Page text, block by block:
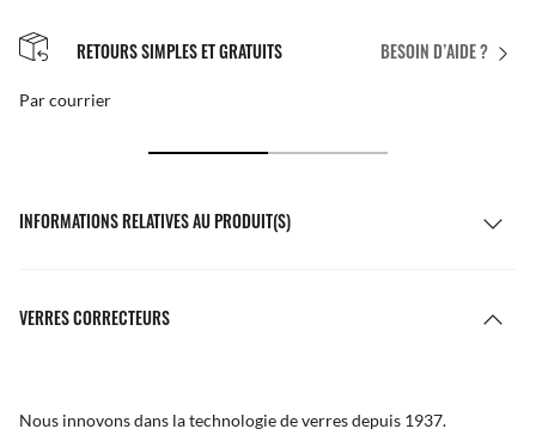
BESOIN D’AIDE ?
RETOURS SIMPLES ET GRATUITS
Par courrier
INFORMATIONS RELATIVES AU PRODUIT(S)
VERRES CORRECTEURS
Nous innovons dans la technologie de verres depuis 1937.